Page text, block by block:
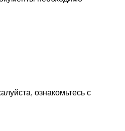
ознакомьтесь с